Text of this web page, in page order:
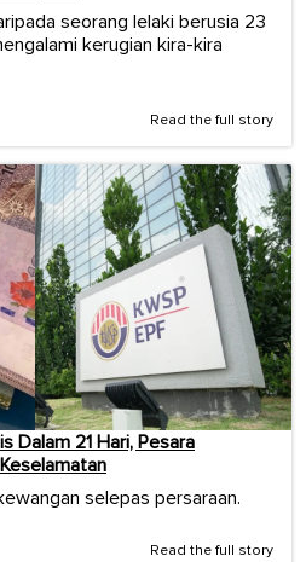
seorang lelaki berusia 23
kerugian kira-kira
Read the full story
Dalam 21 Hari, Pesara
selepas persaraan.
Read the full story